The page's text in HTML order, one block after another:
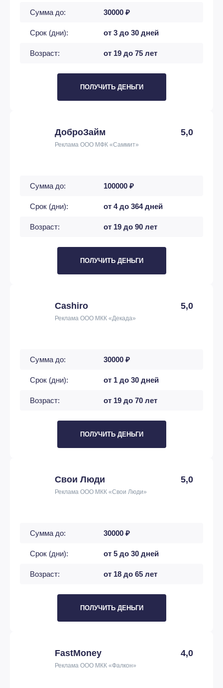
Сумма до: 30000 ₽
Срок (дни): от 3 до 30 дней
Возраст: от 19 до 75 лет
ПОЛУЧИТЬ ДЕНЬГИ
ДоброЗайм 5,0
Реклама ООО МФК «Саммит»
Сумма до: 100000 ₽
Срок (дни): от 4 до 364 дней
Возраст: от 19 до 90 лет
ПОЛУЧИТЬ ДЕНЬГИ
Cashiro 5,0
Реклама ООО МКК «Декада»
Сумма до: 30000 ₽
Срок (дни): от 1 до 30 дней
Возраст: от 19 до 70 лет
ПОЛУЧИТЬ ДЕНЬГИ
Свои Люди 5,0
Реклама ООО МКК «Свои Люди»
Сумма до: 30000 ₽
Срок (дни): от 5 до 30 дней
Возраст: от 18 до 65 лет
ПОЛУЧИТЬ ДЕНЬГИ
FastMoney 4,0
Реклама ООО МКК «Фалкон»